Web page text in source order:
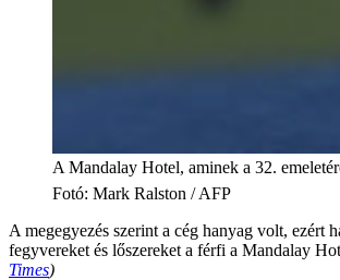
A Mandalay Hotel, aminek a 32.
Fotó: Mark Ralston / AFP
A megegyezés szerint a cég hanyag volt, ezért
fegyvereket és lőszereket a férfi a Mandalay
Times)